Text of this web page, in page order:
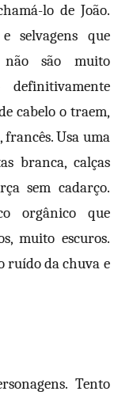
lo de João.
selvagens que
não são muito
definitivamente
cabelo o traem,
francês. Usa uma
branca, calças
sem cadarço.
orgânico que
muito escuros.
ruído da chuva e
Tento